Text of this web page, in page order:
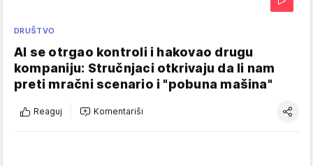
DRUŠTVO
AI se otrgao kontroli i hakovao drugu
kompaniju: Stručnjaci otkrivaju da li nam
preti mračni scenario i "pobuna mašina"
Reaguj Komentariši